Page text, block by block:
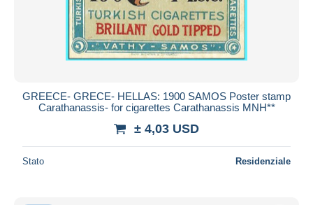
GREECE- GRECE- HELLAS: 1900 SAMOS Poster stamp
Carathanassis- for cigarettes Carathanassis MNH**
± 4,03 USD
Stato Residenziale